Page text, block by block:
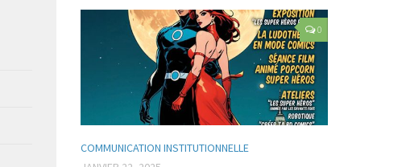
0
COMMUNICATION INSTITUTIONNELLE